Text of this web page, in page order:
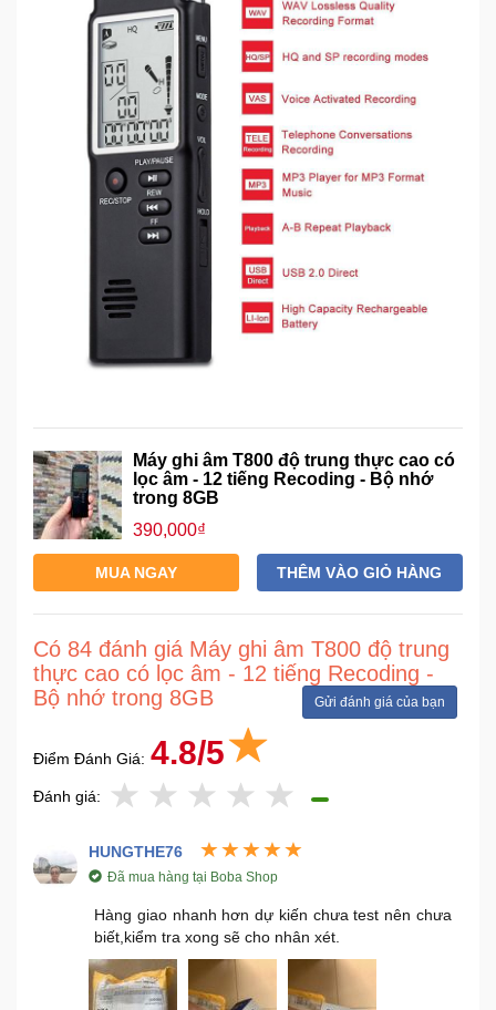
Máy ghi âm T800 độ trung thực cao có
lọc âm - 12 tiếng Recoding - Bộ nhớ
trong 8GB
390,000₫
MUA NGAY THÊM VÀO GIỎ HÀNG
Có 84 đánh giá Máy ghi âm T800 độ trung
thực cao có lọc âm - 12 tiếng Recoding -
Bộ nhớ trong 8GB
Gửi đánh giá của bạn
Điểm Đánh Giá: 4.8/5
Đánh giá:
HUNGTHE76
Đã mua hàng tại Boba Shop
Hàng giao nhanh hơn dự kiến chưa test nên chưa
biết,kiểm tra xong sẽ cho nhân xét.